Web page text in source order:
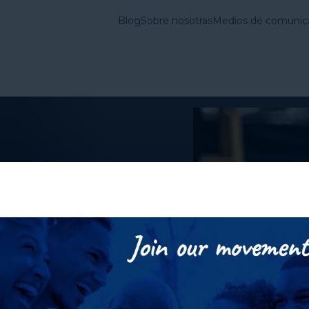
BlogSobre nosotrasMedios de
de
en las